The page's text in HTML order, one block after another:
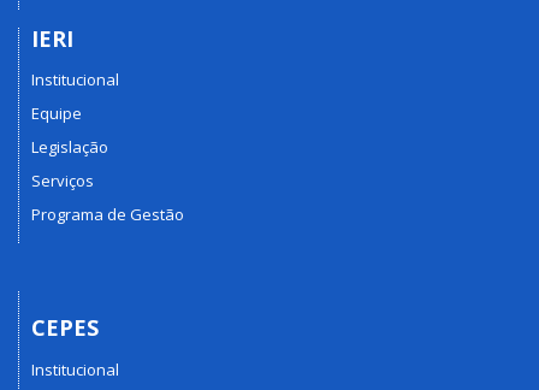
IERI
Institucional
Equipe
Legislação
Serviços
Programa de Gestão
CEPES
Institucional